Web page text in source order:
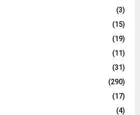
(3)
(15)
(19)
(11)
(31)
(290)
(17)
(4)